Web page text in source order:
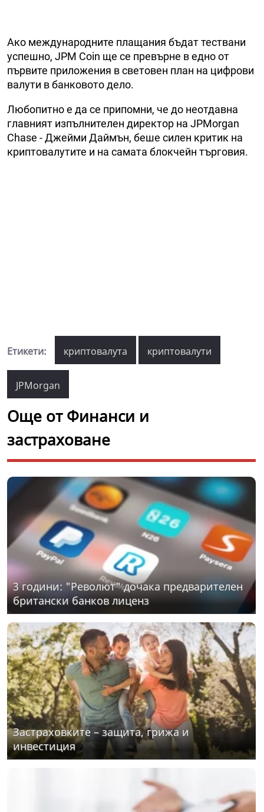
Ако международните плащания бъдат тествани
успешно, JPM Coin ще се превърне в едно от
първите приложения в световен план на цифрови
валути в банковото дело.
Любопитно е да се припомни, че до неотдавна
главният изпълнителен директор на JPMorgan
Chase - Джейми Даймън, беше силен критик на
криптовалутите и на самата блокчейн търговия.
Етикети: криптовалута криптовалути
JPMorgan
Още от Финанси и
застраховане
3 години: "Револют" дочака предварителен
британски банков лиценз
Застраховките – защита, грижа и
инвестиция